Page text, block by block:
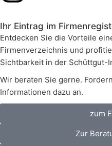
Ihr Eintrag im
Entdecken Sie die Vorteile
Firmenverzeichnis und
Sichtbarkeit in der Schüttgut-
Wir beraten Sie gerne.
Informationen dazu an.
zum
Zur